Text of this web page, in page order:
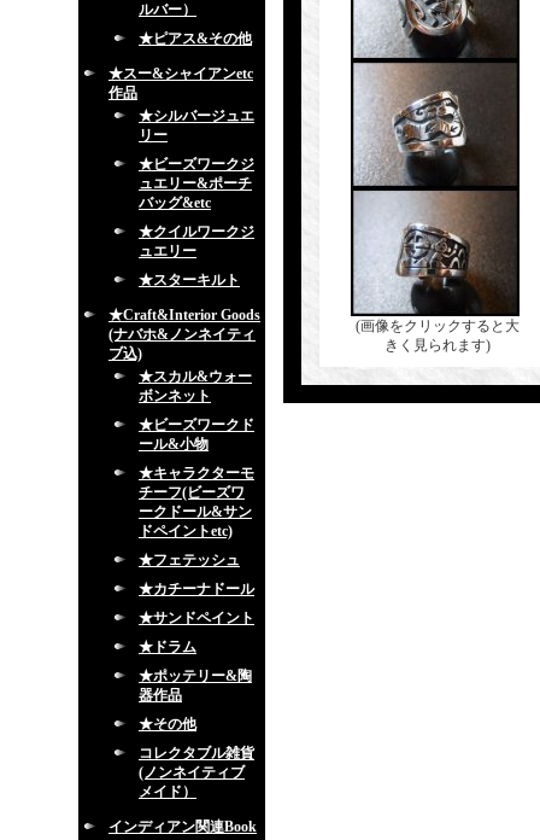
ルバー）
★ピアス&その他
★スー&シャイアンetc
作品
★シルバージュエ
リー
★ビーズワークジ
ュエリー&ポーチ
バッグ&etc
★クイルワークジ
ュエリー
★スターキルト
★Craft&Interior Goods
(ナバホ&ノンネイティ
ブ込)
★スカル&ウォー
ボンネット
★ビーズワークド
ール&小物
★キャラクターモ
チーフ(ビーズワ
ークドール&サン
ドペイントetc)
★フェテッシュ
★カチーナドール
★サンドペイント
★ドラム
★ポッテリー&陶
器作品
★その他
コレクタブル雑貨
(ノンネイティブ
メイド）
インディアン関連Book
(画像をクリックすると大
きく見られます)